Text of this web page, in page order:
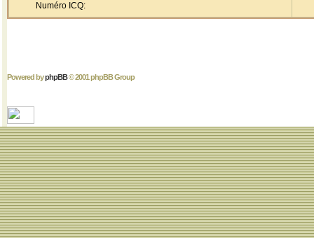
Numéro ICQ:
Powered byphpBB© 2001 phpBB Group